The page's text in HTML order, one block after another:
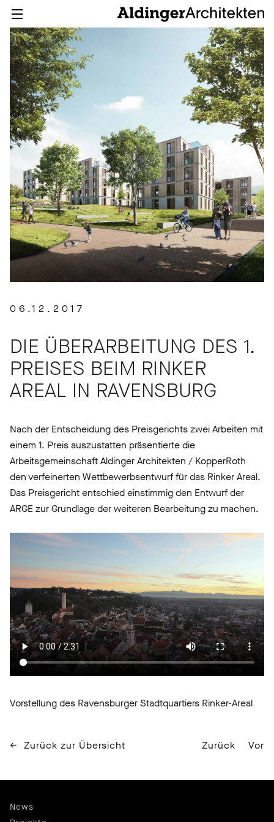
06.12.2017
DIE ÜBERARBEITUNG DES 1.
PREISES BEIM RINKER
AREAL IN RAVENSBURG
Nach der Entscheidung des Preisgerichts zwei Arbeiten mit
einem 1. Preis auszustatten präsentierte die
Arbeitsgemeinschaft Aldinger Architekten / KopperRoth
den verfeinerten Wettbewerbsentwurf für das Rinker Areal.
Das Preisgericht entschied einstimmig den Entwurf der
ARGE zur Grundlage der weiteren Bearbeitung zu machen.
Vorstellung des Ravensburger Stadtquartiers Rinker-Areal
Zurück zur Übersicht Zurück Vor
News